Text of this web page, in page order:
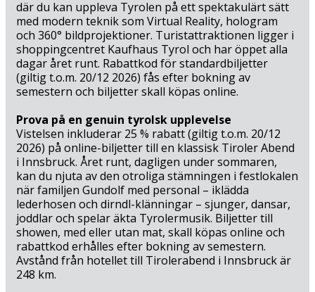
där du kan uppleva Tyrolen på ett spektakulärt sätt
med modern teknik som Virtual Reality, hologram
och 360° bildprojektioner. Turistattraktionen ligger i
shoppingcentret Kaufhaus Tyrol och har öppet alla
dagar året runt. Rabattkod för standardbiljetter
(giltig t.o.m. 20/12 2026) fås efter bokning av
semestern och biljetter skall köpas online.
Prova på en genuin tyrolsk upplevelse
Vistelsen inkluderar 25 % rabatt (giltig t.o.m. 20/12
2026) på online-biljetter till en klassisk Tiroler Abend
i Innsbruck. Året runt, dagligen under sommaren,
kan du njuta av den otroliga stämningen i festlokalen
när familjen Gundolf med personal – iklädda
lederhosen och dirndl-klänningar – sjunger, dansar,
joddlar och spelar äkta Tyrolermusik. Biljetter till
showen, med eller utan mat, skall köpas online och
rabattkod erhålles efter bokning av semestern.
Avstånd från hotellet till Tirolerabend i Innsbruck är
248 km.